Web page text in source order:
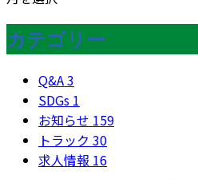
カテゴリー
Q&A3
SDGs 1
お知らせ 159
トラック 30
求人情報 16